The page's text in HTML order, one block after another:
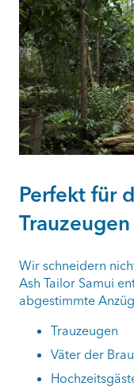
Perfekt für
Trauzeugen
Wir schneidern
Ash Tailor Samui
abgestimmte
Trauzeugen
Väter der